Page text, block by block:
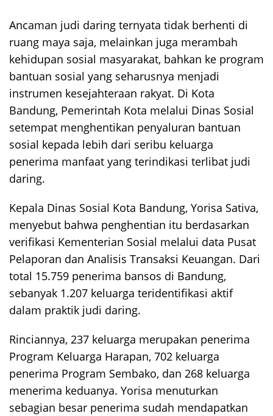
Ancaman judi daring ternyata tidak berhenti di
ruang maya saja, melainkan juga merambah
kehidupan sosial masyarakat, bahkan ke program
bantuan sosial yang seharusnya menjadi
instrumen kesejahteraan rakyat. Di Kota
Bandung, Pemerintah Kota melalui Dinas Sosial
setempat menghentikan penyaluran bantuan
sosial kepada lebih dari seribu keluarga
penerima manfaat yang terindikasi terlibat judi
daring.
Kepala Dinas Sosial Kota Bandung, Yorisa Sativa,
menyebut bahwa penghentian itu berdasarkan
verifikasi Kementerian Sosial melalui data Pusat
Pelaporan dan Analisis Transaksi Keuangan. Dari
total 15.759 penerima bansos di Bandung,
sebanyak 1.207 keluarga teridentifikasi aktif
dalam praktik judi daring.
Rinciannya, 237 keluarga merupakan penerima
Program Keluarga Harapan, 702 keluarga
penerima Program Sembako, dan 268 keluarga
menerima keduanya. Yorisa menuturkan
sebagian besar penerima sudah mendapatkan